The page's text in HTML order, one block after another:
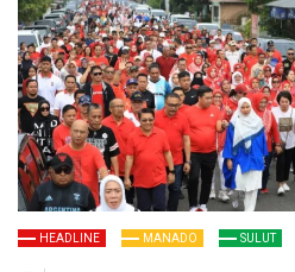
HEADLINE MANADO SULUT